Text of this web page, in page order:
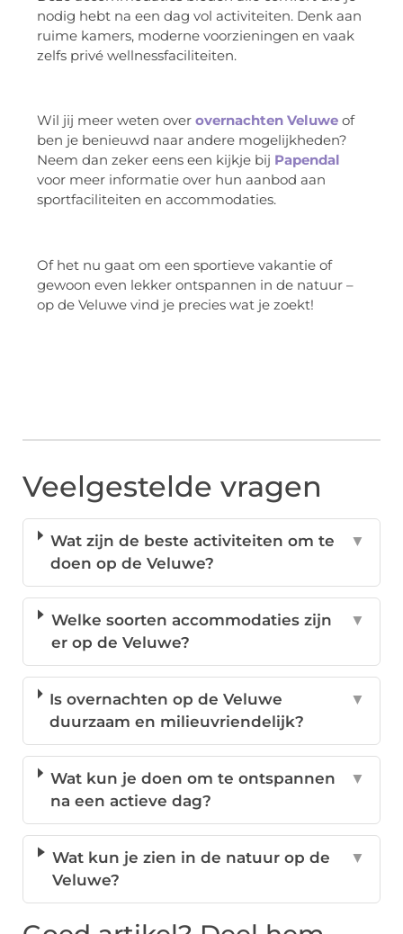
nodig hebt na een dag vol activiteiten. Denk aan
ruime kamers, moderne voorzieningen en vaak
zelfs privé wellnessfaciliteiten.
Wil jij meer weten over overnachten Veluwe of
ben je benieuwd naar andere mogelijkheden?
Neem dan zeker eens een kijkje bij Papendal
voor meer informatie over hun aanbod aan
sportfaciliteiten en accommodaties.
Of het nu gaat om een sportieve vakantie of
gewoon even lekker ontspannen in de natuur –
op de Veluwe vind je precies wat je zoekt!
Veelgestelde vragen
Wat zijn de beste activiteiten om te
doen op de Veluwe?
▼
Welke soorten accommodaties zijn
er op de Veluwe?
▼
Is overnachten op de Veluwe
duurzaam en milieuvriendelijk?
▼
Wat kun je doen om te ontspannen
na een actieve dag?
▼
Wat kun je zien in de natuur op de
Veluwe?
▼